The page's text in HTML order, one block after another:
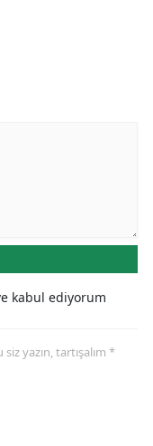
kabul ediyorum
yazın, tartışalım *